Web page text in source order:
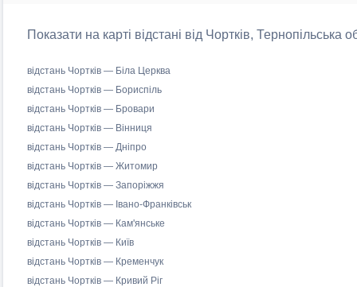
Показати на карті відстані від Чортків, Тернопільська
відстань Чортків — Біла Церква
відстань Чортків — Бориспіль
відстань Чортків — Бровари
відстань Чортків — Вінниця
відстань Чортків — Дніпро
відстань Чортків — Житомир
відстань Чортків — Запоріжжя
відстань Чортків — Івано-Франківськ
відстань Чортків — Кам'янське
відстань Чортків — Київ
відстань Чортків — Кременчук
відстань Чортків — Кривий Ріг